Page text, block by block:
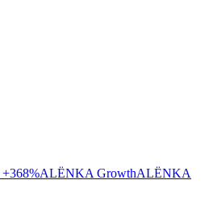
+368%ALЁNKA GrowthALЁNKA